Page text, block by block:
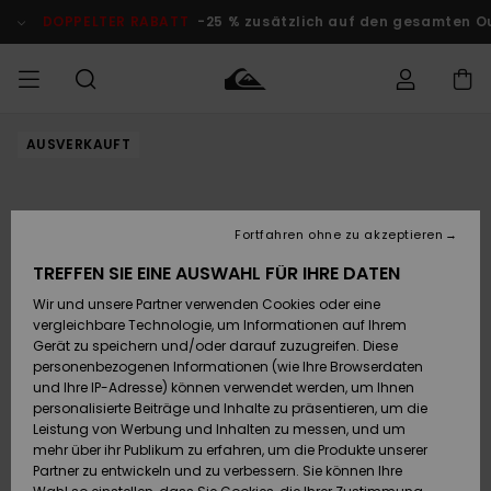
Produktinformation
DOPPELTER RABATT -25 % zusätzlich auf den gesamten
MÄNNER
Accessoires
Schuhe&
Flip-Flops
Surf
Snow
JUNGEN
Accessoires
Schuhe&
Flip-Flops
Surf
Snow
FRAUEN
Brandneu
Highlights
Snow
SURF
Kinder
Highlights
Community
SNOW
Kinder
Snow Shop
Damen
Highlights
DOPPELTER
RABATT
KINDER
Outlet
Frauen
Versand
Retouren
Bezahlung
Geschenkkarte
Quiksilver
AUSVERKAUFT
TREFFEN SIE EINE AUSWAHL FÜR IHRE DATEN
Wir und unsere Partner verwenden Cookies oder eine
vergleichbare Technologie, um Informationen auf Ihrem
Gerät zu speichern und/oder darauf zuzugreifen. Diese
personenbezogenen Informationen (wie Ihre Browserdaten
und Ihre IP-Adresse) können verwendet werden, um Ihnen
personalisierte Beiträge und Inhalte zu präsentieren, um die
Leistung von Werbung und Inhalten zu messen, und um
mehr über ihr Publikum zu erfahren, um die Produkte unserer
Partner zu entwickeln und zu verbessern. Sie können Ihre
Fortfahren ohne zu akzeptieren